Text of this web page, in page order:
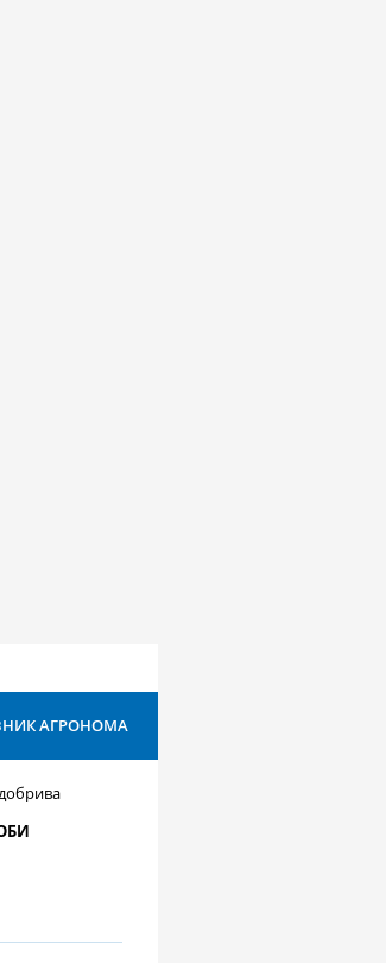
АГРОНОМА